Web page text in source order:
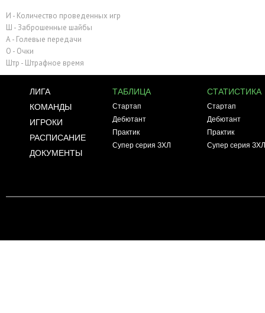
И - Количество проведенных игр
Ш - Заброшенные шайбы
А - Голевые передачи
О - Очки
Штр - Штрафное время
ЛИГА
КОМАНДЫ
ТАБЛИЦА
Стартап
Дебютант
Практик
Супер серия ЗХЛ
СТАТИСТИКА
Стартап
Дебютант
Практик
Супер серия ЗХЛ
ИГРОКИ
РАСПИСАНИЕ
ДОКУМЕНТЫ